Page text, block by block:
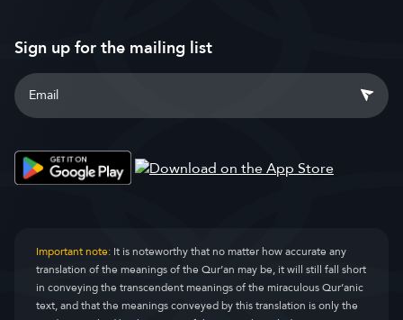
Sign up for the mailing list
Important note:It is noteworthy that no matter how accurate any
translation of the meanings of the Qur’an may be, it will still fall short
in conveying the transcendent meanings of the miraculous Qur’anic
text, and that the meanings conveyed by this translation is only the